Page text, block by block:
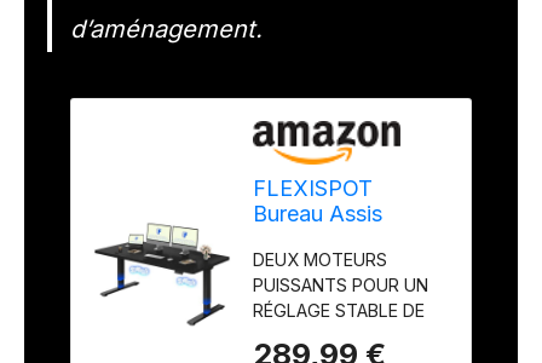
d’aménagement.
FLEXISPOT
Bureau Assis
Double Moteur,
180x80cm
DEUX MOTEURS
PUISSANTS POUR UN
RÉGLAGE STABLE DE
289,99 €